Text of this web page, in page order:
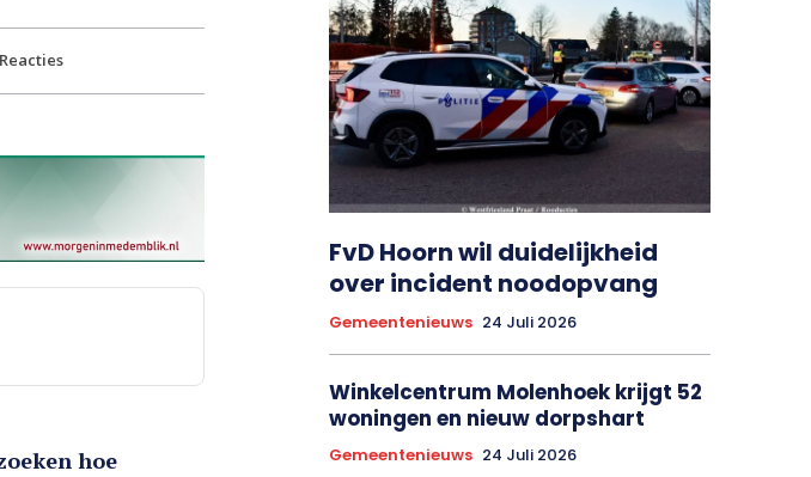
hoe
FvD Hoorn wil duidelijkheid
over incident noodopvang
Gemeentenieuws 24 Juli 2026
Winkelcentrum Molenhoek krijgt 52
woningen en nieuw dorpshart
Gemeentenieuws 24 Juli 2026